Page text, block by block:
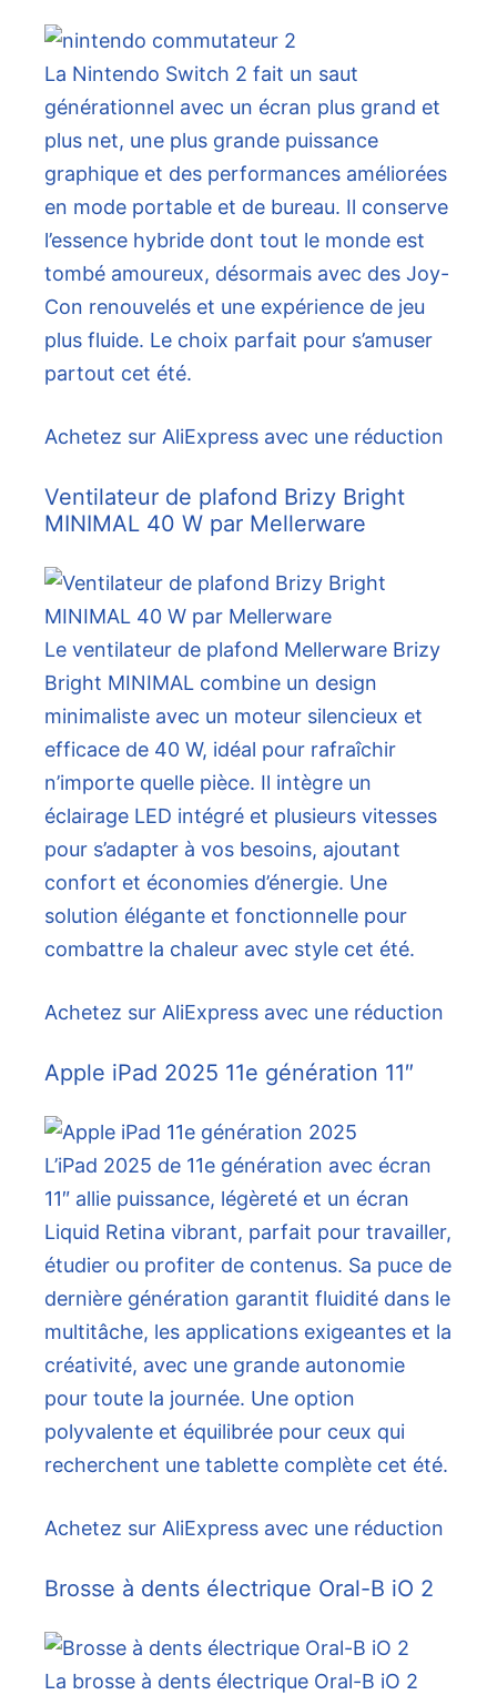
La Nintendo Switch 2 fait un saut
générationnel avec un écran plus grand et
plus net, une plus grande puissance
graphique et des performances améliorées
en mode portable et de bureau. Il conserve
l’essence hybride dont tout le monde est
tombé amoureux, désormais avec des Joy-
Con renouvelés et une expérience de jeu
plus fluide. Le choix parfait pour s’amuser
partout cet été.
Achetez sur AliExpress avec une réduction
Ventilateur de plafond Brizy Bright
MINIMAL 40 W par Mellerware
Le ventilateur de plafond Mellerware Brizy
Bright MINIMAL combine un design
minimaliste avec un moteur silencieux et
efficace de 40 W, idéal pour rafraîchir
n’importe quelle pièce. Il intègre un
éclairage LED intégré et plusieurs vitesses
pour s’adapter à vos besoins, ajoutant
confort et économies d’énergie. Une
solution élégante et fonctionnelle pour
combattre la chaleur avec style cet été.
Achetez sur AliExpress avec une réduction
Apple iPad 2025 11e génération 11″
L’iPad 2025 de 11e génération avec écran
11″ allie puissance, légèreté et un écran
Liquid Retina vibrant, parfait pour travailler,
étudier ou profiter de contenus. Sa puce de
dernière génération garantit fluidité dans le
multitâche, les applications exigeantes et la
créativité, avec une grande autonomie
pour toute la journée. Une option
polyvalente et équilibrée pour ceux qui
recherchent une tablette complète cet été.
Achetez sur AliExpress avec une réduction
Brosse à dents électrique Oral-B iO 2
La brosse à dents électrique Oral-B iO 2